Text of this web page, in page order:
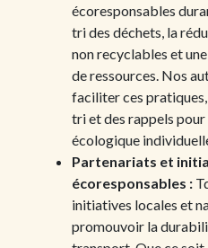
écoresponsables
tri des déchets, la
non recyclables et
de ressources. Nos
faciliter ces
tri et des rappels
écologique
Partenariats et
écoresponsables :
initiatives locales et
promouvoir la